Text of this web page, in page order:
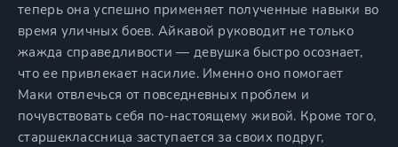
теперь она успешно применяет полученные навыки во
время уличных боев. Айкавой руководит не только
жажда справедливости — девушка быстро осознает,
что ее привлекает насилие. Именно оно помогает
Маки отвлечься от повседневных проблем и
почувствовать себя по-настоящему живой. Кроме того,
старшеклассница заступается за своих подруг,